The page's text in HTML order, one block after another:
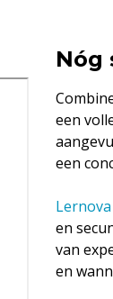
Nóg
een
een
en
van
en